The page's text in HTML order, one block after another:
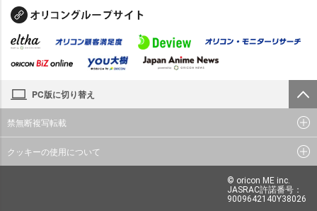
PC版に切り替え
禁無断複写転載
クッキーの使用について
© oricon ME inc.
JASRAC許諾番号：
9009642140Y38026